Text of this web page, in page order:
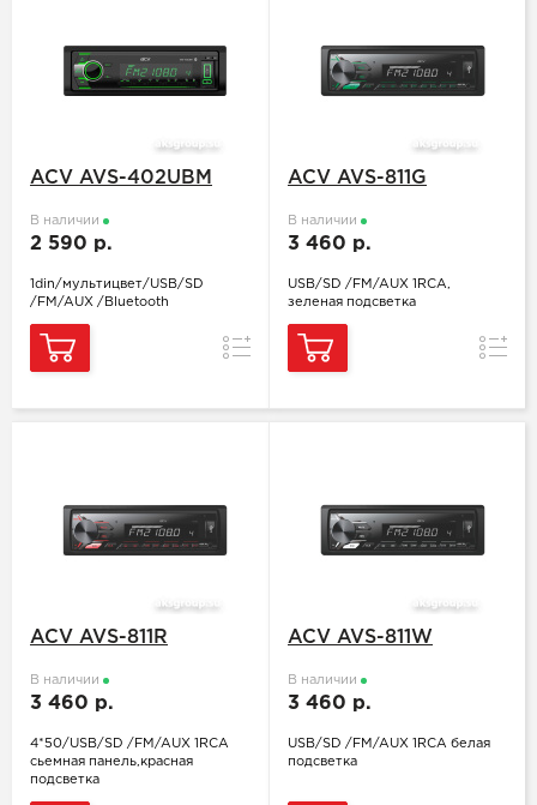
ACV AVS-402UBM
В наличии
2 590 р.
1din/мультицвет/USB/SD
/FM/AUX /Bluetooth
Сравнение
ACV AVS-811G
В наличии
3 460 р.
USB/SD /FM/AUX 1RCA,
зеленая подсветка
ACV AVS-811R
В наличии
3 460 р.
4*50/USB/SD /FM/AUX 1RCA
сьемная панель,красная
подсветка
ACV AVS-811W
В наличии
3 460 р.
USB/SD /FM/AUX 1RCA белая
подсветка